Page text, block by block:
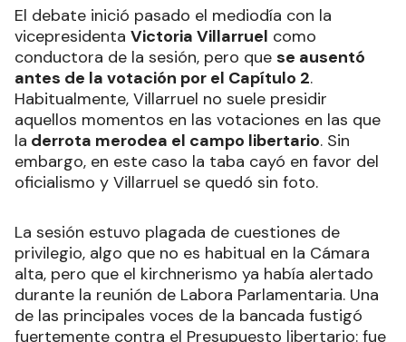
El debate inició pasado el mediodía con la
vicepresidenta Victoria Villarruel como
conductora de la sesión, pero que se ausentó
antes de la votación por el Capítulo 2.
Habitualmente, Villarruel no suele presidir
aquellos momentos en las votaciones en las que
la derrota merodea el campo libertario. Sin
embargo, en este caso la taba cayó en favor del
oficialismo y Villarruel se quedó sin foto.
La sesión estuvo plagada de cuestiones de
privilegio, algo que no es habitual en la Cámara
alta, pero que el kirchnerismo ya había alertado
durante la reunión de Labora Parlamentaria. Una
de las principales voces de la bancada fustigó
fuertemente contra el Presupuesto libertario: fue